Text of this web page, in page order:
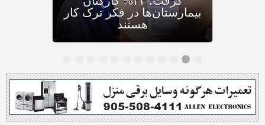
بیمارستان‌ها در فکر ترک کار
هستند